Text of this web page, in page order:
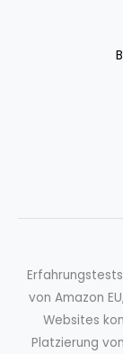
von Amazon
Websites
Platzierung